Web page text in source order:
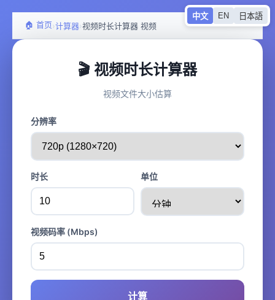
🏠 首页›计算器›视频时长计算器 视频
中文 EN 日本語
🎬 视频时长计算器
视频文件大小估算
分辨率
时长 单位
视频码率 (Mbps)
计算